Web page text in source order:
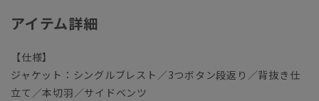
アイテム詳細
【仕様】
ジャケット：シングルブレスト／3つボタン段返り／背抜き仕
立て／本切羽／サイドベンツ